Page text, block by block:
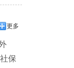
更多
社保